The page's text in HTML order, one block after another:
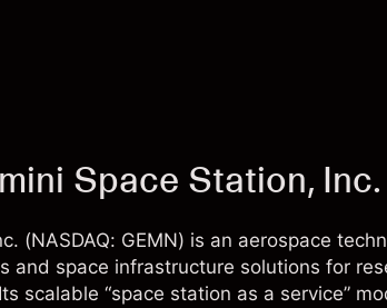
Space Station, Inc.
(NASDAQ: GEMN) is an aerospace
and space infrastructure solutions for
scalable “space station as a service”